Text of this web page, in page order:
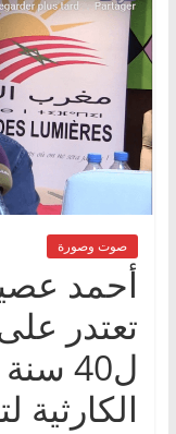
صوت وصورة
أحمد
تعتدر
ل40
الكارثية